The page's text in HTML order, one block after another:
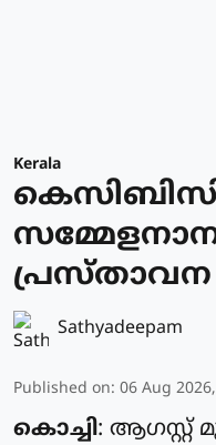
Kerala
പ്രസ്താവന
Sathyadeepam
Published on: 06 Aug
കൊച്ചി: ആഗസ്റ്റ്